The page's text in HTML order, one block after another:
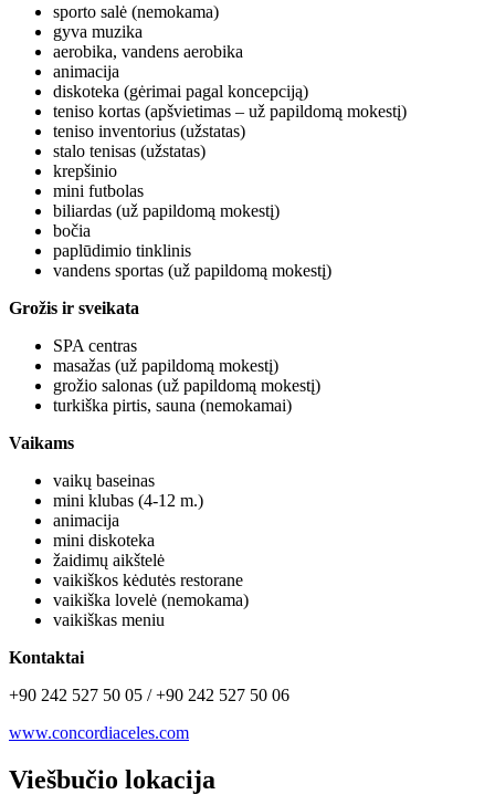
sporto salė (nemokama)
gyva muzika
aerobika, vandens aerobika
animacija
diskoteka (gėrimai pagal koncepciją)
teniso kortas (apšvietimas – už papildomą mokestį)
teniso inventorius (užstatas)
stalo tenisas (užstatas)
krepšinio
mini futbolas
biliardas (už papildomą mokestį)
bočia
paplūdimio tinklinis
vandens sportas (už papildomą mokestį)
Grožis ir sveikata
SPA centras
masažas (už papildomą mokestį)
grožio salonas (už papildomą mokestį)
turkiška pirtis, sauna (nemokamai)
Vaikams
vaikų baseinas
mini klubas (4-12 m.)
animacija
mini diskoteka
žaidimų aikštelė
vaikiškos kėdutės restorane
vaikiška lovelė (nemokama)
vaikiškas meniu
Kontaktai
+90 242 527 50 05 / +90 242 527 50 06
www.concordiaceles.com
Viešbučio lokacija